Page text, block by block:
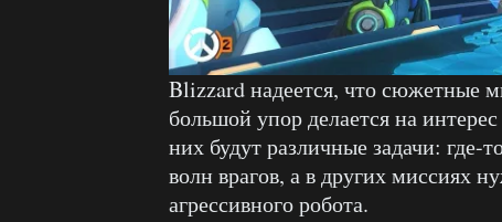
Blizzard надеется, что сюжетные
большой упор делается на
них будут различные задачи: где-
волн врагов, а в других миссиях
агрессивного робота.